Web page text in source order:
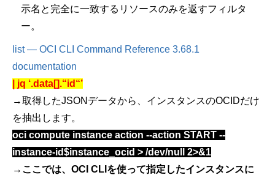
示名と完全に一致するリソースのみを返すフィルタ
ー。
list — OCI CLI Command Reference 3.68.1
documentation
| jq ‘.data[].“id“’
→取得したJSON データから、インスタンスのOCIDだけ
を抽出します。
oci compute instance action --action START --
instance-id$instance_ocid > /dev/null 2>&1
→ここでは、 OCI CLI を使って指定したインスタンスに